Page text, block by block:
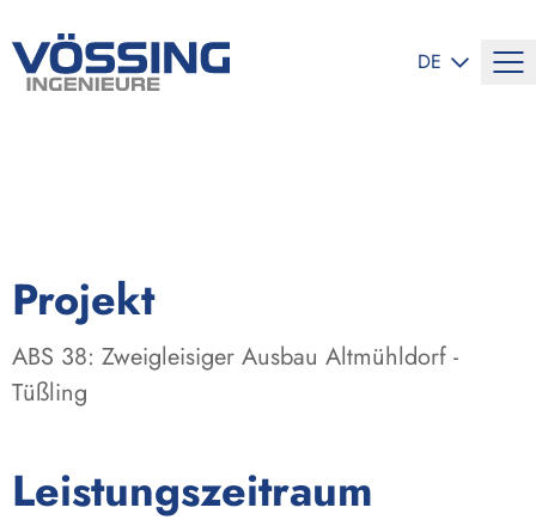
DE
Projekt
ABS 38: Zweigleisiger Ausbau Altmühldorf -
Tüßling
Leistungszeitraum